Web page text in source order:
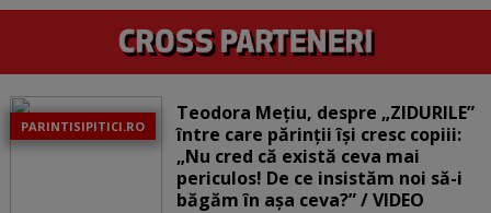
PARINTISIPITICI.RO
Teodora Mețiu, despre „ZIDURILE”
între care părinții își cresc copiii:
„Nu cred că există ceva mai
periculos! De ce insistăm noi să-i
băgăm în așa ceva?” / VIDEO